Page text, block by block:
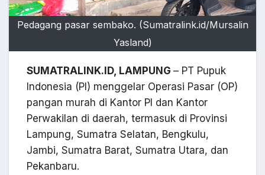
Pedagang pasar sembako. (Sumatralink.id/Mursalin
Yasland)
SUMATRALINK.ID, LAMPUNG – PT Pupuk
Indonesia (PI) menggelar Operasi Pasar (OP)
pangan murah di Kantor PI dan Kantor
Perwakilan di daerah, termasuk di Provinsi
Lampung, Sumatra Selatan, Bengkulu,
Jambi, Sumatra Barat, Sumatra Utara, dan
Pekanbaru.